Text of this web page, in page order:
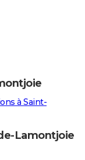
à Saint-
Lamontjoie